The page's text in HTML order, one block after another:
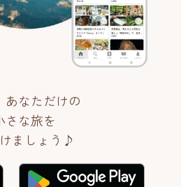
あなただけの
さな旅を
ましょう♪